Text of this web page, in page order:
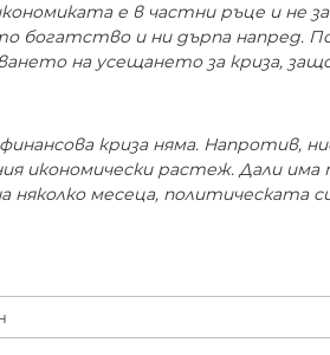
е в частни ръце и не
богатство и ни дърпа напред.
на усещането за криза,
криза няма. Напротив,
икономически растеж. Дали
месеца, политическата